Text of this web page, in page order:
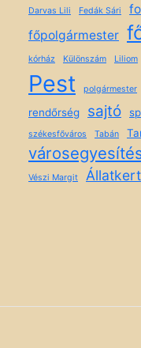
Darvas Lili Fedák Sári
főpolgármester
kórház Különszám Liliom
Pest polgármester
rendőrség sajtó
székesfőváros
Tabán
Vészi Margit Állatkert